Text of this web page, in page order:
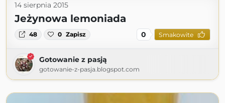
14 sierpnia 2015
Jeżynowa lemoniada
48 0 Zapisz 0 Smakowite
Gotowanie z pasją
gotowanie-z-pasja.blogspot.com